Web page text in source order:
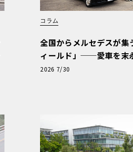
コラム
全国からメルセデスが集
ィールド」──愛車を末
と、プロがフックス製オ
2026 7/30